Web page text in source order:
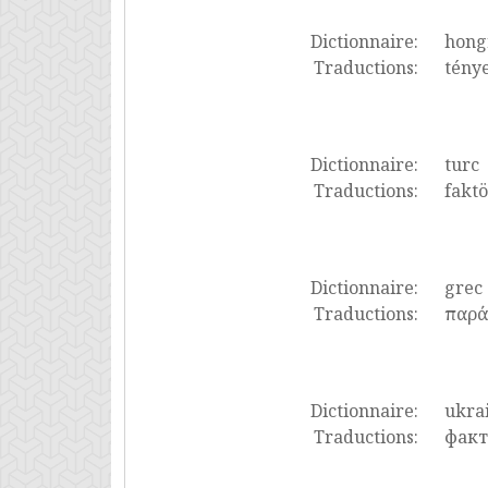
Dictionnaire:
Traductions:
Dictionnaire:
turc
Traductions:
Dictionnaire:
grec
Traductions:
Dictionnaire:
Traductions: